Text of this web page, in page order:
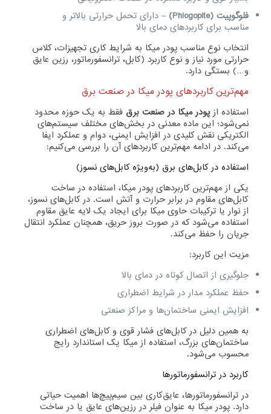
فلوگوپیت (Phlogopite)
– دارای تحمل حرارتی بالاتر و
مناسب برای کاربردهای دمای بالا
انتخاب نوع مناسب پودر میکا به شرایط کاری تجهیزات، کلاس
حرارتی مورد نیاز و نوع کاربرد (کابل، ترانسفورماتور، رزین عایق
و…) بستگی دارد.
مهم‌ترین کاربردهای پودر میکا در صنعت برق
استفاده ازپودر میکا در صنعت برق فقط به یک حوزه محدود
نمی‌شود؛ این ماده معدنی در بخش‌های مختلف سیستم‌های
الکتریکی نقش کلیدی در افزایش ایمنی، دوام و عملکرد ایفا
می‌کند. در ادامه مهم‌ترین کاربردهای آن را بررسی می‌کنیم:
استفاده در کابل‌های برق (به‌ویژه کابل‌های نسوز)
یکی از مهم‌ترین کاربردهای پودر میکا، استفاده در ساخت
کابل‌های مقاوم در برابر حرارت و آتش است. در کابل‌های نسوز،
از نوار یا ترکیبات حاوی میکا برای ایجاد یک لایه عایق مقاوم
استفاده می‌شود که در صورت بروز حریق، همچنان عملکرد انتقال
جریان را حفظ می‌کند.
مزیت این کاربرد:
جلوگیری از اتصال کوتاه در دمای بالا
حفظ عملکرد مدار در شرایط اضطراری
افزایش ایمنی ساختمان‌ها و مراکز صنعتی
به همین دلیل در کابل‌های فشار قوی و کابل‌های اضطراری
ساختمان‌های بزرگ، استفاده از میکا یک استاندارد رایج
محسوب می‌شود.
کاربرد در ترانسفورماتورها
در ترانسفورماتورها، عایق‌کاری بین سیم‌پیچ‌ها اهمیت حیاتی
دارد. پودر میکا به عنوان فیلر در رزین‌های عایق یا در ساخت